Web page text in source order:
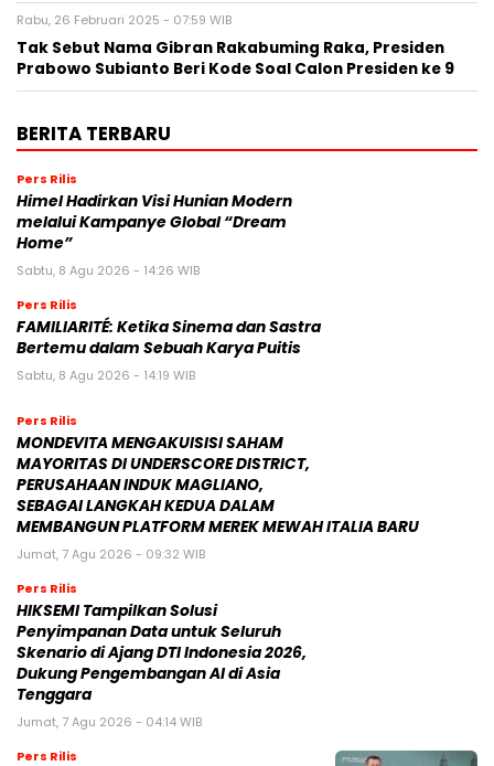
Rabu, 26 Februari 2025 - 07:59 WIB
Tak Sebut Nama Gibran Rakabuming Raka, Presiden
Prabowo Subianto Beri Kode Soal Calon Presiden ke 9
BERITA TERBARU
Pers Rilis
Himel Hadirkan Visi Hunian Modern
melalui Kampanye Global “Dream
Home”
Sabtu, 8 Agu 2026 - 14:26 WIB
Pers Rilis
FAMILIARITÉ: Ketika Sinema dan Sastra
Bertemu dalam Sebuah Karya Puitis
Sabtu, 8 Agu 2026 - 14:19 WIB
Pers Rilis
MONDEVITA MENGAKUISISI SAHAM
MAYORITAS DI UNDERSCORE DISTRICT,
PERUSAHAAN INDUK MAGLIANO,
SEBAGAI LANGKAH KEDUA DALAM
MEMBANGUN PLATFORM MEREK MEWAH ITALIA BARU
Jumat, 7 Agu 2026 - 09:32 WIB
Pers Rilis
HIKSEMI Tampilkan Solusi
Penyimpanan Data untuk Seluruh
Skenario di Ajang DTI Indonesia 2026,
Dukung Pengembangan AI di Asia
Tenggara
Jumat, 7 Agu 2026 - 04:14 WIB
Pers Rilis